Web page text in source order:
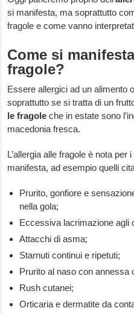
si manifesta, ma soprattutto
fragole e come vanno
Come si
fragole?
Essere allergici ad un alimento
soprattutto se si tratta di un
le fragole che in estate sono
macedonia fresca.
L’allergia alle fragole è nota per i
manifesta, ad esempio quelli
Prurito, gonfiore e
nella gola;
Eccessiva lacrimazione agli
Attacchi di asma;
Starnuti continui e ripetuti;
Prurito al naso con annessa
Rush cutanei;
Orticaria e dermatite da